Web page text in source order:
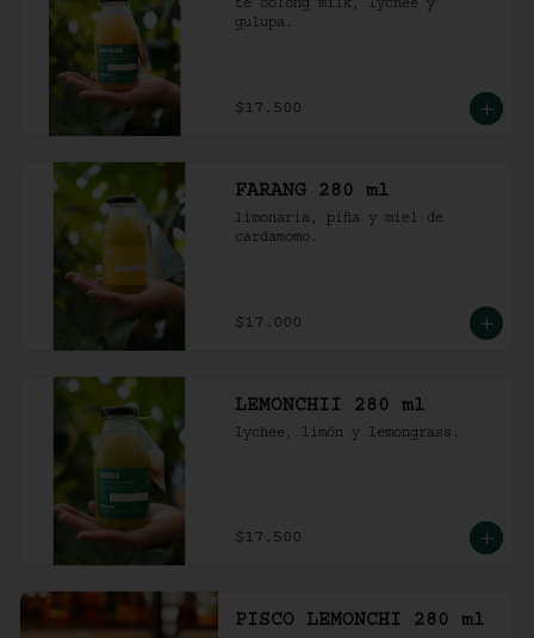
té oolong milk, lychee y
gulupa.
$17.500
FARANG 280 ml
limonaria, piña y miel de
cardamomo.
$17.000
LEMONCHII 280 ml
lychee, limón y lemongrass.
$17.500
PISCO LEMONCHI 280 ml